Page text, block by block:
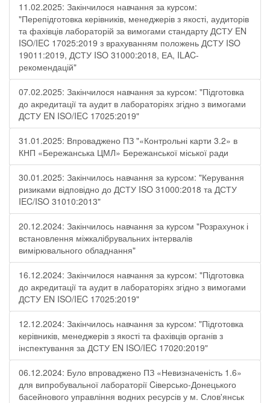
11.02.2025: Закінчилося навчання за курсом:
"Перепідготовка керівників, менеджерів з якості, аудиторів
та фахівців лабораторій за вимогами стандарту ДСТУ EN
ISO/IEC 17025:2019 з врахуванням положень ДСТУ ISO
19011:2019, ДСТУ ISO 31000:2018, ЕА, ILAC-
рекомендацій"
07.02.2025: Закінчилося навчання за курсом: "Підготовка
до акредитації та аудит в лабораторіях згідно з вимогами
ДСТУ EN ISO/IEC 17025:2019"
31.01.2025: Впроваджено ПЗ "«Контрольні карти 3.2» в
КНП «Бережанська ЦМЛ» Бережанської міської ради
30.01.2025: Закінчилось навчання за курсом: "Керування
ризиками відповідно до ДСТУ ISO 31000:2018 та ДСТУ
IEC/ISO 31010:2013"
20.12.2024: Закінчилось навчання за курсом "Розрахунок і
встановлення міжкалібрувальних інтервалів
вимірювального обладнання"
16.12.2024: Закінчилося навчання за курсом: "Підготовка
до акредитації та аудит в лабораторіях згідно з вимогами
ДСТУ EN ISO/IEC 17025:2019"
12.12.2024: Закінчилось навчання за курсом: "Підготовка
керівників, менеджерів з якості та фахівців органів з
інспектування за ДСТУ EN ISO/IEC 17020:2019"
06.12.2024: Було впроваджено ПЗ «Невизначеність 1.6»
для випробувальної лабораторії Cіверсько-Донецького
басейнового управління водних ресурсів у м. Слов'янськ